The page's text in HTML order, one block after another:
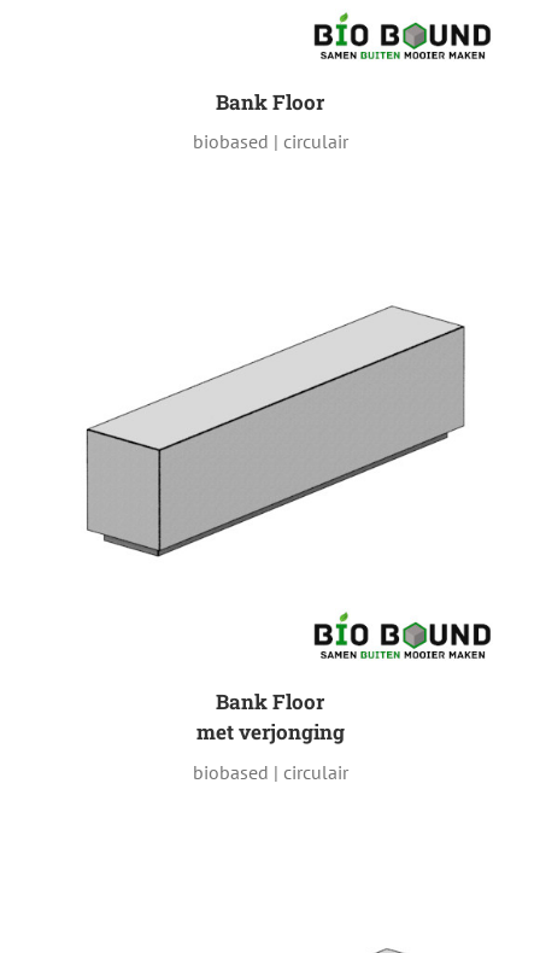
Bank Floor
biobased | circulair
Bank Floor
met verjonging
biobased | circulair